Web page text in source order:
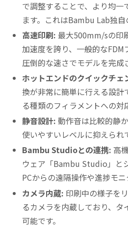
で調整することで、より均一
ます。これはBambu Lab独自
高速印刷: 最大500mm/sの印
加速度を誇り、一般的なFDM
圧倒的な速さでモデルを完成
ホットエンドのクイックチェ
換が非常に簡単に行える設計
る種類のフィラメントへの対
静音設計: 動作音は比較的静
使いやすいレベルに抑えられ
Bambu Studioとの連携: 高
ウェア「Bambu Studio」と
PCからの遠隔操作や進捗モニ
カメラ内蔵: 印刷中の様子を
るカメラを内蔵しており、タ
可能です。